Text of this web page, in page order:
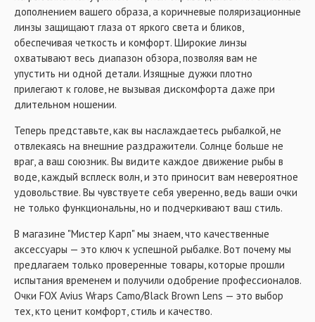
дополнением вашего образа, а коричневые поляризационные
линзы защищают глаза от яркого света и бликов,
обеспечивая четкость и комфорт. Широкие линзы
охватывают весь диапазон обзора, позволяя вам не
упустить ни одной детали. Изящные дужки плотно
прилегают к голове, не вызывая дискомфорта даже при
длительном ношении.
Теперь представьте, как вы наслаждаетесь рыбалкой, не
отвлекаясь на внешние раздражители. Солнце больше не
враг, а ваш союзник. Вы видите каждое движение рыбы в
воде, каждый всплеск волн, и это приносит вам невероятное
удовольствие. Вы чувствуете себя уверенно, ведь ваши очки
не только функциональны, но и подчеркивают ваш стиль.
В магазине "Мистер Карп" мы знаем, что качественные
аксессуары — это ключ к успешной рыбалке. Вот почему мы
предлагаем только проверенные товары, которые прошли
испытания временем и получили одобрение профессионалов.
Очки FOX Avius Wraps Camo/Black Brown Lens — это выбор
тех, кто ценит комфорт, стиль и качество.